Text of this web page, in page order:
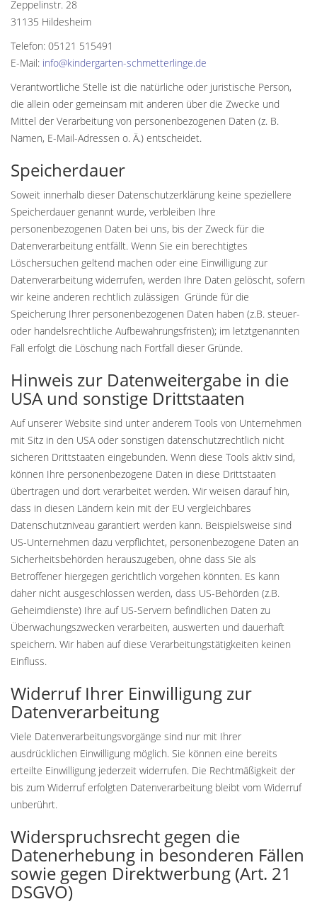
Zeppelinstr. 28
31135 Hildesheim
Telefon: 05121 515491
E-Mail: info@kindergarten-schmetterlinge.de
Verantwortliche Stelle ist die natürliche oder juristische Person,
die allein oder gemeinsam mit anderen über die Zwecke und
Mittel der Verarbeitung von personenbezogenen Daten (z. B.
Namen, E-Mail-Adressen o. Ä.) entscheidet.
Speicherdauer
Soweit innerhalb dieser Datenschutzerklärung keine speziellere
Speicherdauer genannt wurde, verbleiben Ihre
personenbezogenen Daten bei uns, bis der Zweck für die
Datenverarbeitung entfällt. Wenn Sie ein berechtigtes
Löschersuchen geltend machen oder eine Einwilligung zur
Datenverarbeitung widerrufen, werden Ihre Daten gelöscht, sofern
wir keine anderen rechtlich zulässigen Gründe für die
Speicherung Ihrer personenbezogenen Daten haben (z.B. steuer-
oder handelsrechtliche Aufbewahrungsfristen); im letztgenannten
Fall erfolgt die Löschung nach Fortfall dieser Gründe.
Hinweis zur Datenweitergabe in die
USA und sonstige Drittstaaten
Auf unserer Website sind unter anderem Tools von Unternehmen
mit Sitz in den USA oder sonstigen datenschutzrechtlich nicht
sicheren Drittstaaten eingebunden. Wenn diese Tools aktiv sind,
können Ihre personenbezogene Daten in diese Drittstaaten
übertragen und dort verarbeitet werden. Wir weisen darauf hin,
dass in diesen Ländern kein mit der EU vergleichbares
Datenschutzniveau garantiert werden kann. Beispielsweise sind
US-Unternehmen dazu verpflichtet, personenbezogene Daten an
Sicherheitsbehörden herauszugeben, ohne dass Sie als
Betroffener hiergegen gerichtlich vorgehen könnten. Es kann
daher nicht ausgeschlossen werden, dass US-Behörden (z.B.
Geheimdienste) Ihre auf US-Servern befindlichen Daten zu
Überwachungszwecken verarbeiten, auswerten und dauerhaft
speichern. Wir haben auf diese Verarbeitungstätigkeiten keinen
Einfluss.
Widerruf Ihrer Einwilligung zur
Datenverarbeitung
Viele Datenverarbeitungsvorgänge sind nur mit Ihrer
ausdrücklichen Einwilligung möglich. Sie können eine bereits
erteilte Einwilligung jederzeit widerrufen. Die Rechtmäßigkeit der
bis zum Widerruf erfolgten Datenverarbeitung bleibt vom Widerruf
unberührt.
Widerspruchsrecht gegen die
Datenerhebung in besonderen Fällen
sowie gegen Direktwerbung (Art. 21
DSGVO)